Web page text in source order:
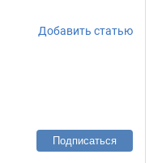
Добавить статью
Подписаться